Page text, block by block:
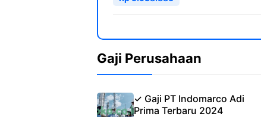
Gaji Perusahaan
✓ Gaji PT Indomarco Adi
Prima Terbaru 2024